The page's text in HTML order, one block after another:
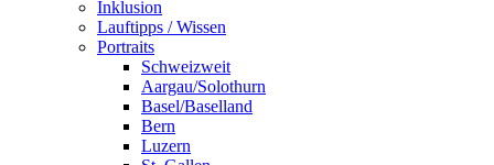
Inklusion
Lauftipps / Wissen
Portraits
Schweizweit
Aargau/Solothurn
Basel/Baselland
Bern
Luzern